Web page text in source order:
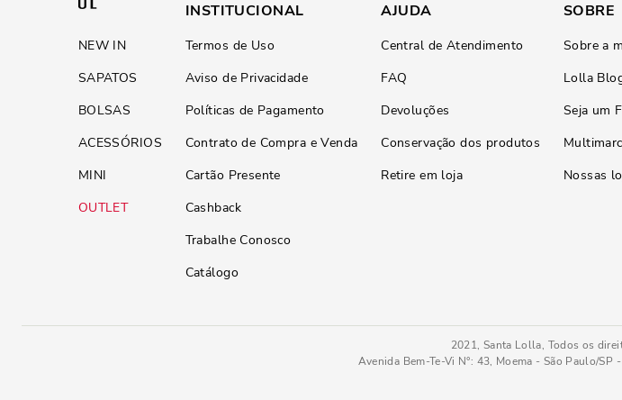
NEW IN
SAPATOS
BOLSAS
ACESSÓRIOS
MINI
OUTLET
INSTITUCIONAL
Termos de Uso
Aviso de Privacidade
Políticas de Pagamento
Contrato de Compra e Venda
Cartão Presente
Cashback
Trabalhe Conosco
Catálogo
AJUDA
Central de Atendimento
FAQ
Devoluções
Conservação dos produtos
Retire em loja
SOBRE
Sobre a
Lolla
Seja um
Nossas
2021, Santa Lolla, Todos os
Avenida Bem-Te-Vi N°: 43, Moema - São Paulo/